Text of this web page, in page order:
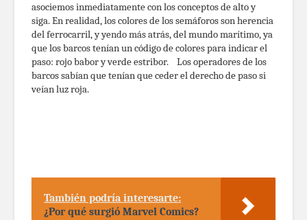
asociemos inmediatamente con los conceptos de alto y
siga. En realidad, los colores de los semáforos son herencia
del ferrocarril, y yendo más atrás, del mundo marítimo, ya
que los barcos tenían un código de colores para indicar el
paso: rojo babor y verde estribor. Los operadores de los
barcos sabían que tenían que ceder el derecho de paso si
veían luz roja.
También podría interesarte:
¿Por qué surgió Marvel Comics?